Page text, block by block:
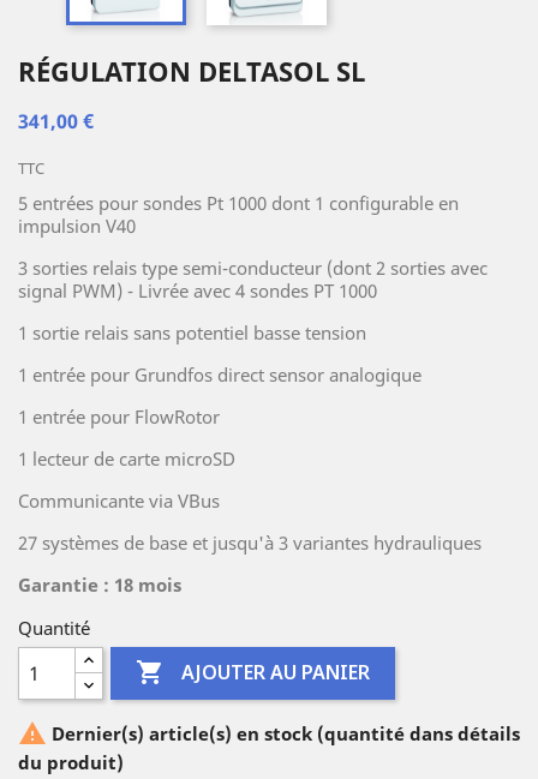
RÉGULATION DELTASOL SL
341,00 €
TTC
5 entrées pour sondes Pt 1000 dont 1 configurable en
impulsion V40
3 sorties relais type semi-conducteur (dont 2 sorties avec
signal PWM) - Livrée avec 4 sondes PT 1000
1 sortie relais sans potentiel basse tension
1 entrée pour Grundfos direct sensor analogique
1 entrée pour FlowRotor
1 lecteur de carte microSD
Communicante via VBus
27 systèmes de base et jusqu'à 3 variantes hydrauliques
Garantie : 18 mois
Quantité
 AJOUTER AU PANIER
 Dernier(s) article(s) en stock (quantité dans détails
du produit)